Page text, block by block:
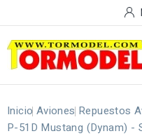
Inicio Aviones Repuestos
P-51D Mustang (Dynam) -